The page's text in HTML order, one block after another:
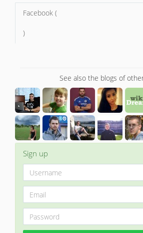
Facebook (
)
See also the blogs of
Sign up